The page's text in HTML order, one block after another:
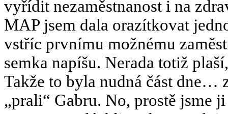
vyřídit nezaměstnanost i na
MAP jsem dala orazítkovat
vstříc prvnímu možnému
semka napíšu. Nerada totiž
Takže to byla nudná část dne…
„prali“ Gabru. No, prostě jsme